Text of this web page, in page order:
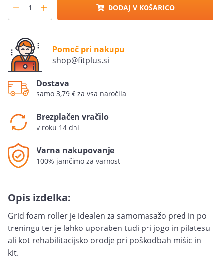
DODAJ V KOŠARICO
Pomoč pri nakupu
shop@fitplus.si
Dostava
samo 3,79 € za vsa naročila
Brezplačen vračilo
v roku 14 dni
Varna nakupovanje
100% jamčimo za varnost
Opis izdelka:
Grid foam roller je idealen za samomasažo pred in po
treningu ter je lahko uporaben tudi pri jogo in pilatesu
ali kot rehabilitacijsko orodje pri poškodbah mišic in
kit.